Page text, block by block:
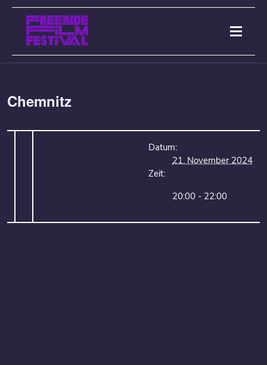
Chemnitz
Datum:
21. November 2024
Zeit:
20:00 - 22:00